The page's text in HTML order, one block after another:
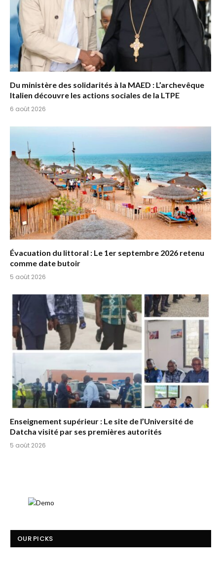
Du ministère des solidarités à la MAED : L’archevêque
Italien découvre les actions sociales de la LTPE
6 août 2026
Évacuation du littoral : Le 1er septembre 2026 retenu
comme date butoir
5 août 2026
Enseignement supérieur : Le site de l’Université de
Datcha visité par ses premières autorités
5 août 2026
OUR PICKS